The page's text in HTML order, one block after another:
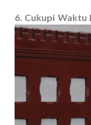
6. Cukupi